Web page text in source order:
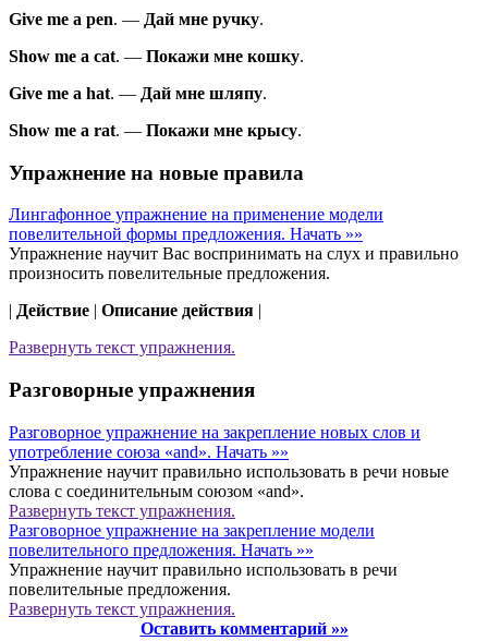
Give me a pen. — Дай мне ручку.
Show me a cat. — Покажи мне кошку.
Give me a hat. — Дай мне шляпу.
Show me a rat. — Покажи мне крысу.
Упражнение на новые правила
Лингафонное упражнение на применение модели
повелительной формы предложения. Начать »»
Упражнение научит Вас воспринимать на слух и правильно
произносить повелительные предложения.
| Действие | Описание действия |
Развернуть текст упражнения.
Разговорные упражнения
Разговорное упражнение на закрепление новых слов и
употребление союза «and». Начать »»
Упражнение научит правильно использовать в речи новые
слова с соединительным союзом «and».
Развернуть текст упражнения.
Разговорное упражнение на закрепление модели
повелительного предложения. Начать »»
Упражнение научит правильно использовать в речи
повелительные предложения.
Развернуть текст упражнения.
Оставить комментарий »»